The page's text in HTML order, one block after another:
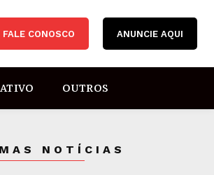
FALE CONOSCO ANUNCIE AQUI
OUTROS
NOTÍCIAS